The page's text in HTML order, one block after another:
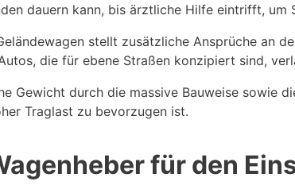
dauern kann, bis ärztliche Hilfe eintrifft, um
stellt zusätzliche Ansprüche an
die für ebene Straßen konzipiert sind,
Gewicht durch die massive Bauweise sowie
Traglast zu bevorzugen ist.
für den